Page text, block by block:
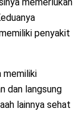
penyakit
memiliki
dan langsung
lainnya sehat